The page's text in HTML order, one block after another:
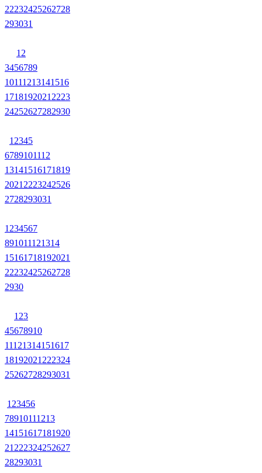
22232425262728
293031
1 2
3456789
10111213141516
1718192021 2223
24252627282930
1 2345
6789101112
13141516171819
2021 2223242526
2728293031
1 234567
891011121314
15161718192021
22232425262728
2930
1 23
45678910
11121314151617
18192021 222324
25262728293031
1 23456
78910111213
14151617181920
21 222324252627
28293031